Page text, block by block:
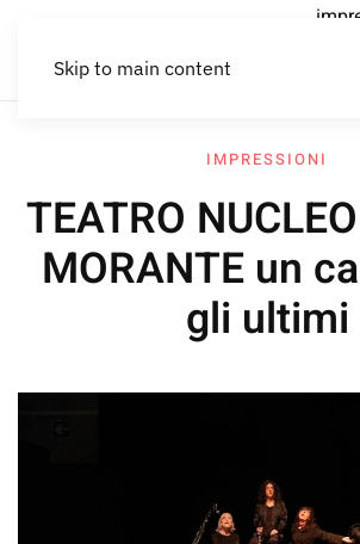
Skip to main content
sharing
IMPRESSIONI
TEATRO
MORANTE un
gli ultimi